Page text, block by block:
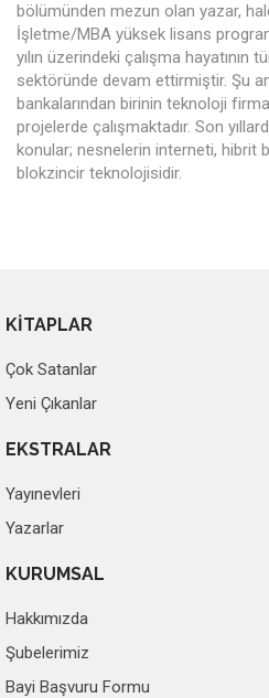
bölümünden mezun olan yazar,
İşletme/MBA yüksek lisans
yılın üzerindeki çalışma hayatının
sektöründe devam ettirmiştir. Şu
bankalarından birinin teknoloji
projelerde çalışmaktadır. Son
konular; nesnelerin interneti, hibrit
blokzincir teknolojisidir.
KİTAPLAR
Çok Satanlar
Yeni Çıkanlar
EKSTRALAR
Yayınevleri
Yazarlar
KURUMSAL
Hakkımızda
Şubelerimiz
Bayi Başvuru Formu